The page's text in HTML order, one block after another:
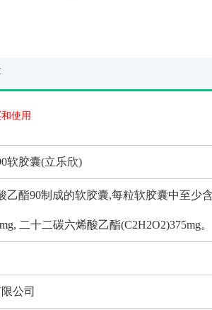
使用
软胶囊(立乐欣)
乙酯90制成的软胶囊,每粒软胶囊中至少
二十二碳六烯酸乙酯(C2H2O2)375mg。
公司